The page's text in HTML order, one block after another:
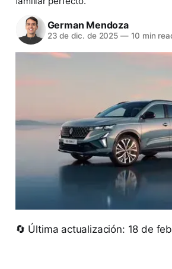
German Mendoza
23 de dic. de 2025 — 10 min
🔄 Última actualización: 18 de